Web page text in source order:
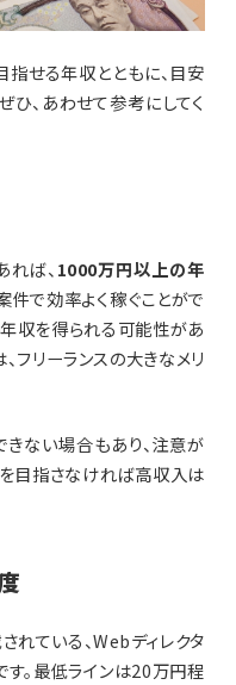
指せる年収とともに、目安
ひ、あわせて参考にしてく
れば、1000万円以上の年
件で効率よく稼ぐことがで
年収を得られる可能性があ
フリーランスの大きなメリ
きない場合もあり、注意が
を目指さなければ高収入は
れている、Webディレクタ
。最低ラインは20万円程